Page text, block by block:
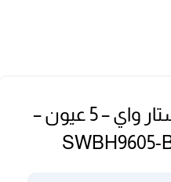
مسطح غاز بلت ان ستار واي – 5 عيون –